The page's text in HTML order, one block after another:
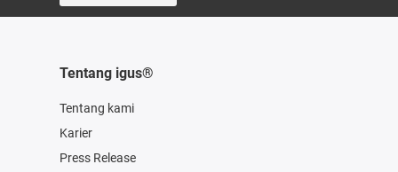
Tentang igus®
Tentang kami
Karier
Press Release